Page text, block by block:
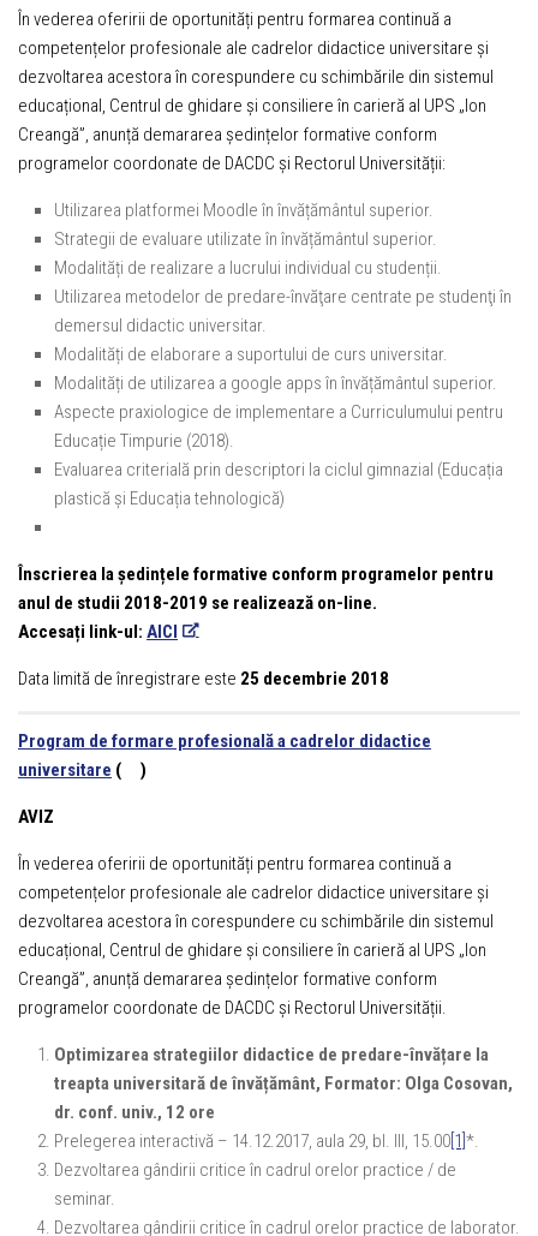
În vederea oferirii de oportunități pentru formarea continuă a
competențelor profesionale ale cadrelor didactice universitare și
dezvoltarea acestora în corespundere cu schimbările din sistemul
educațional, Centrul de ghidare şi consiliere în carieră al UPS „Ion
Creangă”, anunță demararea ședințelor formative conform
programelor coordonate de DACDC și Rectorul Universității:
Utilizarea platformei Moodle în învățământul superior.
Strategii de evaluare utilizate în învățământul superior.
Modalități de realizare a lucrului individual cu studenții.
Utilizarea metodelor de predare-învăţare centrate pe studenţi în
demersul didactic universitar.
Modalități de elaborare a suportului de curs universitar.
Modalități de utilizarea a google apps în învățământul superior.
Aspecte praxiologice de implementare a Curriculumului pentru
Educație Timpurie (2018).
Evaluarea criterială prin descriptori la ciclul gimnazial (Educația
plastică și Educația tehnologică)
Înscrierea la ședințele formative conform programelor pentru
anul de studii 2018-2019 se realizează on-line.
Accesați link-ul: AICI
Data limită de înregistrare este 25 decembrie 2018
Program de formare profesională a cadrelor didactice
universitare ( )
AVIZ
În vederea oferirii de oportunități pentru formarea continuă a
competențelor profesionale ale cadrelor didactice universitare și
dezvoltarea acestora în corespundere cu schimbările din sistemul
educațional, Centrul de ghidare şi consiliere în carieră al UPS „Ion
Creangă”, anunță demararea ședințelor formative conform
programelor coordonate de DACDC și Rectorul Universității.
Optimizarea strategiilor didactice de predare-învățare la
treapta universitară de învățământ, Formator: Olga Cosovan,
dr. conf. univ., 12 ore
Prelegerea interactivă – 14.12.2017, aula 29, bl. III, 15.00 [1] *.
Dezvoltarea gândirii critice în cadrul orelor practice / de
seminar.
Dezvoltarea gândirii critice în cadrul orelor practice de laborator.